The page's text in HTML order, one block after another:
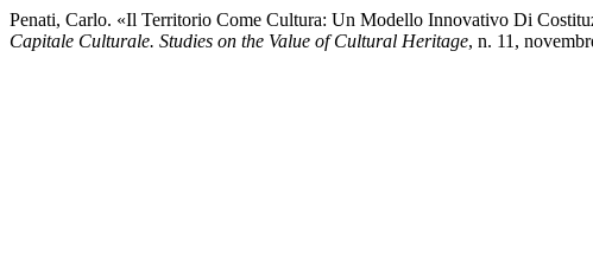
Penati, Carlo. «Il Territorio Come Cultura: Un Modello Innovativo Di
Capitale Culturale. Studies on the Value of Cultural Heritage, n. 11,